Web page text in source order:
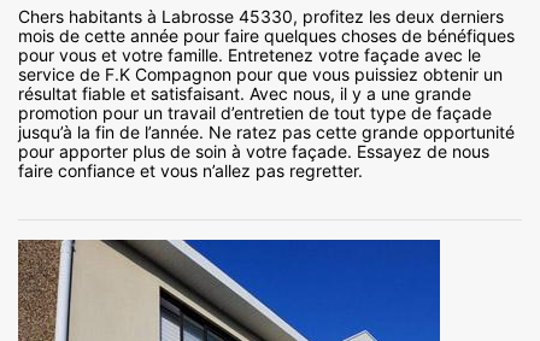
Chers habitants à Labrosse 45330, profitez les deux derniers
mois de cette année pour faire quelques choses de bénéfiques
pour vous et votre famille. Entretenez votre façade avec le
service de F.K Compagnon pour que vous puissiez obtenir un
résultat fiable et satisfaisant. Avec nous, il y a une grande
promotion pour un travail d’entretien de tout type de façade
jusqu’à la fin de l’année. Ne ratez pas cette grande opportunité
pour apporter plus de soin à votre façade. Essayez de nous
faire confiance et vous n’allez pas regretter.